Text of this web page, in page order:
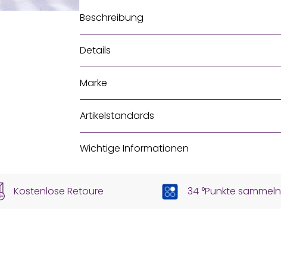
Beschreibung
Details
Marke
Artikelstandards
Wichtige Informationen
Kostenlose Retoure 34 °Punkte sammeln